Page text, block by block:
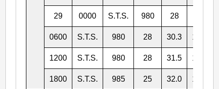
29 0000 S.T.S. 980 28
0600 S.T.S. 980 28 30.3 166.1
1200 S.T.S. 980 28 31.5 169.8
1800 S.T.S. 985 25 32.0 173.6